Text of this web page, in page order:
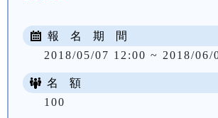
報 名 期 間
2018/05/07 12:00 ~ 2018/06/
名 額
100